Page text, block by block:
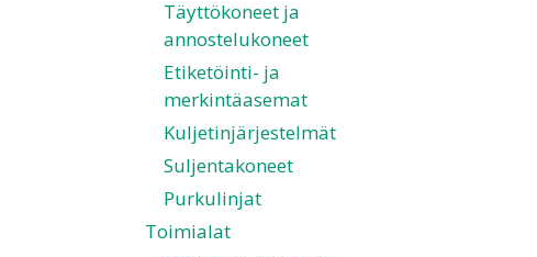
Täyttökoneet ja
annostelukoneet
Etiketöinti- ja
merkintäasemat
Kuljetinjärjestelmät
Suljentakoneet
Purkulinjat
Toimialat